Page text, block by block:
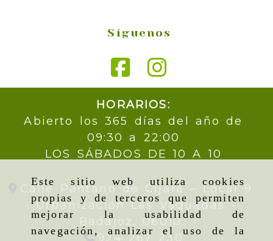
Este sitio web utiliza cookies
propias y de terceros que permiten
mejorar la usabilidad de
navegación, analizar el uso de la
Síguenos
HORARIOS:
Abierto los 365 días del año de
09:30 a 22:00
LOS SÁBADOS DE 10 A 10
Calle Pantano de Cijara – Local 9
- Urbanización Las Vaguadas -
Badajoz, 06010
924 267 230